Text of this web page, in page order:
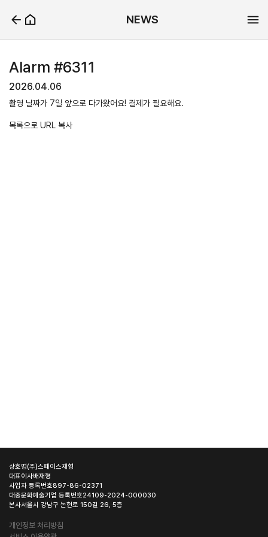
NEWS
Alarm #6311
2026.04.06
촬영 날짜가 7일 앞으로 다가왔어요! 결제가 필요해요.
목록으로 URL 복사
상호명(주)스페이스재형
대표이사배재형
사업자 등록번호897-86-02371
대중문화예술기업 등록번호24109-2024-000030
본사서울시 강남구 논현로 150길 26, 5층
개인정보 처리방침